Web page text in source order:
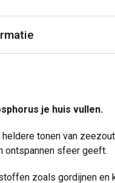
je huis vullen.
tonen van
ontspannen sfeer geeft.
zoals gordijnen